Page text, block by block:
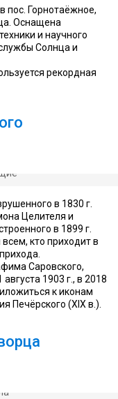
пос. Горнотаёжное,
Оснащена
и научного
Солнца и
рекордная
в 1830 г.
Целителя и
в 1899 г.
кто приходит в
Саровского,
1903 г., в 2018
к иконам
Печёрского (XIX в.).